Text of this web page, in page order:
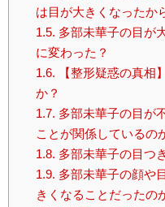
は目が大きくなったか
1.5. 多部未華子の目が
に変わった？
1.6. 【整形疑惑の真相
か？
1.7. 多部未華子の目が
ことが関係しているの
1.8. 多部未華子の目つ
1.9. 多部未華子の顔や
きくなることだったの